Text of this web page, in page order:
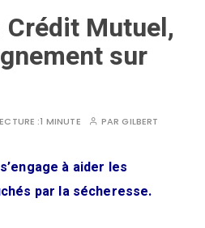
Mutuel,
sur
:1 MINUTE PARGILBERT
à aider les
par la sécheresse.